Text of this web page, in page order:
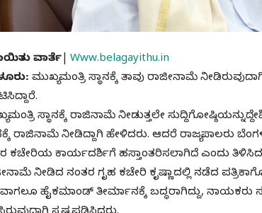
ವಾರ್ತೆ| Www.belagayithu.in
ಮುಖ್ಯಮಂತ್ರಿ ಸ್ಥಾನಕ್ಕೆ ತಾವು ರಾಜೀನಾಮೆ
ಸ್ಥಾನಕ್ಕೆ ರಾಜಿನಾಮೆ ನೀಡುತ್ತಲೇ
ರಾಜಿನಾಮೆ ನೀಡಿದ್ದಾಗಿ ಹೇಳಿದರು. ಆದರೆ ರಾಜ್ಯಪಾಲರು
ಕಚೇರಿಯ ಕಾರ್ಯದರ್ಶಿಗೆ ಹಸ್ತಾಂತರಿಸಲಾಗಿದೆ ಎಂದು
ನೀಡಿದ ನಂತರ ಗೃಹ ಕಚೇರಿ ಕೃಷ್ಣಾದಲ್ಲಿ ನಡೆದ
ಹೈಕಮಾಂಡ್ ತೀರ್ಮಾನಕ್ಕೆ ಬದ್ಧರಾಗಿದ್ದು, ನಾಯಕರು